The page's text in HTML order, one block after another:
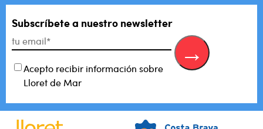
Subscríbete a nuestro newsletter
Acepto recibir información sobre
Lloret de Mar